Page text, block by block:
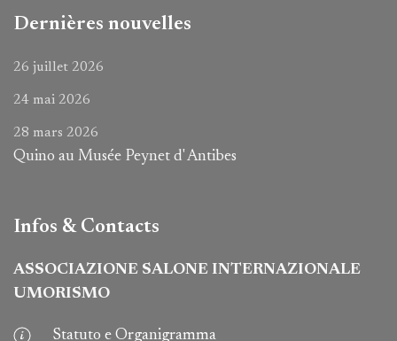
Dernières nouvelles
26 juillet 2026
24 mai 2026
28 mars 2026
Quino au Musée Peynet d' Antibes
Infos & Contacts
ASSOCIAZIONE SALONE INTERNAZIONALE
UMORISMO
Statuto e Organigramma